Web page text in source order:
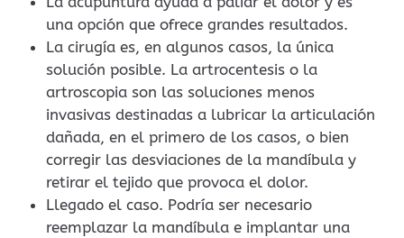
una opción que ofrece grandes resultados.
La cirugía es, en algunos casos, la única
solución posible. La artrocentesis o la
artroscopia son las soluciones menos
invasivas destinadas a lubricar la articulación
dañada, en el primero de los casos, o bien
corregir las desviaciones de la mandíbula y
retirar el tejido que provoca el dolor.
Llegado el caso. Podría ser necesario
reemplazar la mandíbula e implantar una